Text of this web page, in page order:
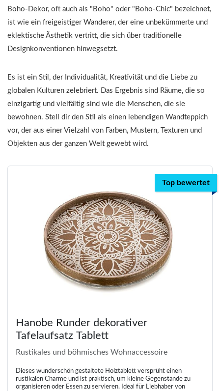
Boho-Dekor, oft auch als "Boho" oder "Boho-Chic" bezeichnet,
ist wie ein freigeistiger Wanderer, der eine unbekümmerte und
eklektische Ästhetik vertritt, die sich über traditionelle
Designkonventionen hinwegsetzt.
Es ist ein Stil, der Individualität, Kreativität und die Liebe zu
globalen Kulturen zelebriert. Das Ergebnis sind Räume, die so
einzigartig und vielfältig sind wie die Menschen, die sie
bewohnen. Stell dir den Stil als einen lebendigen Wandteppich
vor, der aus einer Vielzahl von Farben, Mustern, Texturen und
Objekten aus der ganzen Welt gewebt wird.
Top bewertet
Hanobe Runder dekorativer
Tafelaufsatz Tablett
Rustikales und böhmisches Wohnaccessoire
Dieses wunderschön gestaltete Holztablett versprüht einen
rustikalen Charme und ist praktisch, um kleine Gegenstände zu
organisieren oder Essen zu servieren. Ideal für Liebhaber von